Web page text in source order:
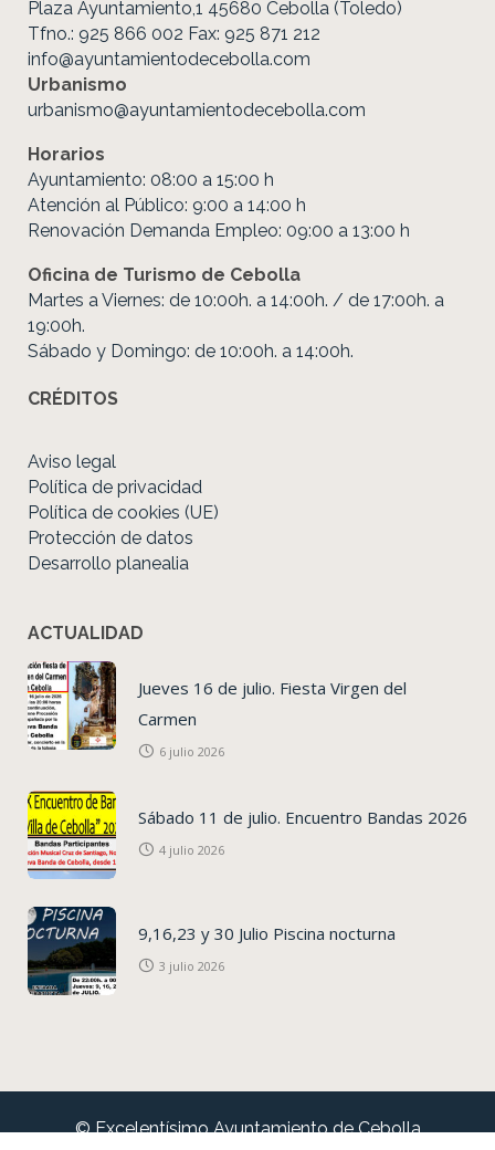
Plaza Ayuntamiento,1 45680 Cebolla (Toledo)
Tfno.: 925 866 002 Fax: 925 871 212
info@ayuntamientodecebolla.com
Urbanismo
urbanismo@ayuntamientodecebolla.com
Horarios
Ayuntamiento: 08:00 a 15:00 h
Atención al Público: 9:00 a 14:00 h
Renovación Demanda Empleo: 09:00 a 13:00 h
Oficina de Turismo de Cebolla
Martes a Viernes: de 10:00h. a 14:00h. / de 17:00h. a
19:00h.
Sábado y Domingo: de 10:00h. a 14:00h.
CRÉDITOS
Aviso legal
Política de privacidad
Política de cookies (UE)
Protección de datos
Desarrollo planealia
ACTUALIDAD
Jueves 16 de julio. Fiesta Virgen del
Carmen
6 julio 2026
Sábado 11 de julio. Encuentro Bandas 2026
4 julio 2026
9,16,23 y 30 Julio Piscina nocturna
3 julio 2026
© Excelentísimo Ayuntamiento de Cebolla